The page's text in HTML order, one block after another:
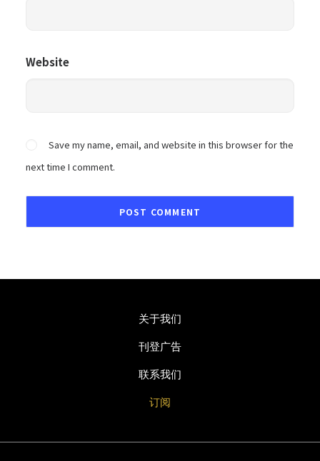
Website
Save my name, email, and website in this browser for the
next time I comment.
关于我们
刊登广告
联系我们
订阅